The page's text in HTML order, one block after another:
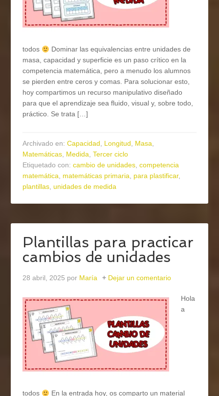
todos
Dominar las equivalencias entre unidades de
masa, capacidad y superficie es un paso crítico en la
competencia matemática, pero a menudo los alumnos
se pierden entre ceros y comas. Para solucionar esto,
hoy compartimos un recurso manipulativo diseñado
para que el aprendizaje sea fluido, visual y, sobre todo,
práctico. Se trata […]
Archivado en:Capacidad, Longitud, Masa,
Matemáticas, Medida,Tercer ciclo
Etiquetado con:cambio de unidades,competencia
matemática, matemáticas primaria, para plastificar,
plantillas,unidades de medida
Plantillas para practicar
cambios de unidades
28 abril, 2025 por María Dejar un comentario
Hola
a
todos
En la entrada hoy, os comparto un material